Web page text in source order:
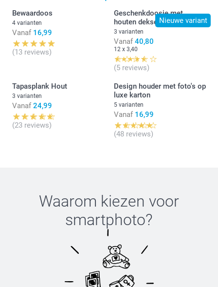
Bedankt voor jouw review. Ik ben jouw creatie
onmiddellijk gaan nakijken en zie dat je zelf een
ontwerp gemaakt hebt met verschillende lettertypes.
Je kan ook altijd een vaste lay-out kiezen op onze
site en dan zelf de lettertypes aanpassen. Ik stuur
jou ook nog persoonlijk een mail met meer uitleg.
Hartelijke groet!
Nathalie @smartphoto
Bewaardoos
4 varianten
Vanaf 16,99
(13 reviews)
Nieuwe variant
Geschenkdoosje met
houten deksel
3 varianten
Vanaf 40,80
12 x 3,40
(5 reviews)
Tapasplank Hout
3 varianten
Vanaf 24,99
(23 reviews)
Design houder met foto's op
luxe karton
5 varianten
Vanaf 16,99
(48 reviews)
Waarom kiezen voor
smartphoto?